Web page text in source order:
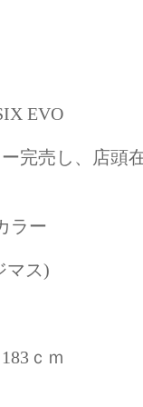
EVO
完売し、店頭
ラー
マス)
ｃｍ